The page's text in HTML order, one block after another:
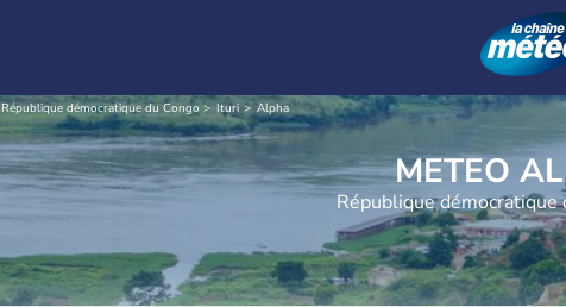
République démocratique du Congo Ituri Alpha
République démocratique